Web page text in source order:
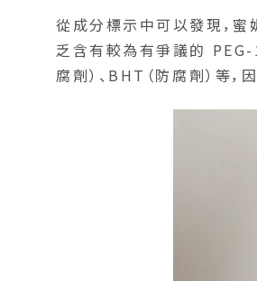
從成分標示中可以發現，
乏含有較為有爭議的 PEG-
腐劑）、BHT（防腐劑）等，